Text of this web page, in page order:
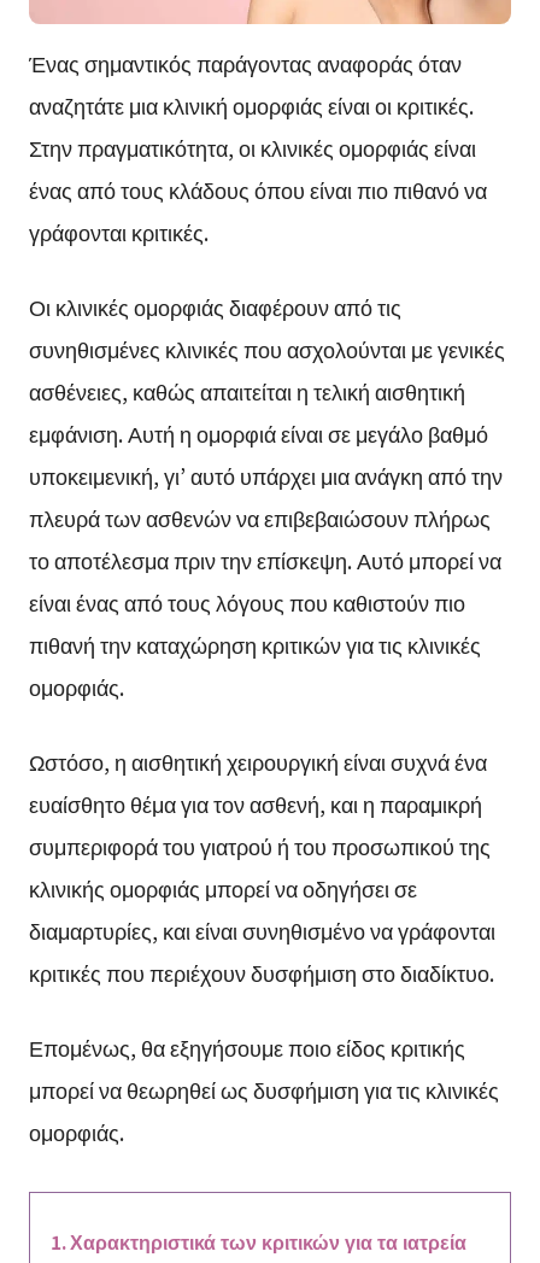
Ένας σημαντικός παράγοντας αναφοράς όταν
αναζητάτε μια κλινική ομορφιάς είναι οι κριτικές.
Στην πραγματικότητα, οι κλινικές ομορφιάς είναι
ένας από τους κλάδους όπου είναι πιο πιθανό να
γράφονται κριτικές.
Οι κλινικές ομορφιάς διαφέρουν από τις
συνηθισμένες κλινικές που ασχολούνται με γενικές
ασθένειες, καθώς απαιτείται η τελική αισθητική
εμφάνιση. Αυτή η ομορφιά είναι σε μεγάλο βαθμό
υποκειμενική, γι’ αυτό υπάρχει μια ανάγκη από την
πλευρά των ασθενών να επιβεβαιώσουν πλήρως
το αποτέλεσμα πριν την επίσκεψη. Αυτό μπορεί να
είναι ένας από τους λόγους που καθιστούν πιο
πιθανή την καταχώρηση κριτικών για τις κλινικές
ομορφιάς.
Ωστόσο, η αισθητική χειρουργική είναι συχνά ένα
ευαίσθητο θέμα για τον ασθενή, και η παραμικρή
συμπεριφορά του γιατρού ή του προσωπικού της
κλινικής ομορφιάς μπορεί να οδηγήσει σε
διαμαρτυρίες, και είναι συνηθισμένο να γράφονται
κριτικές που περιέχουν δυσφήμιση στο διαδίκτυο.
Επομένως, θα εξηγήσουμε ποιο είδος κριτικής
μπορεί να θεωρηθεί ως δυσφήμιση για τις κλινικές
ομορφιάς.
Χαρακτηριστικά των κριτικών για τα ιατρεία